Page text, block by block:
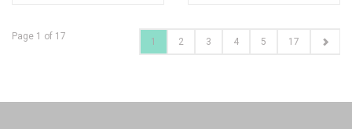
Page 1 of 17 1 2 3 4 5 17